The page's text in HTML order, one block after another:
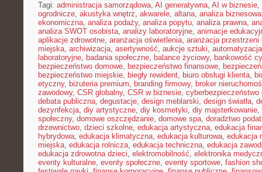
Tagi: administracja samorządowa, AI generatywna, AI w biznesie,
ogrodnicze, akustyka wnętrz, akwarele, altana, analiza biznesowa
ekonomiczna, analiza podaży, analiza popytu, analiza prawna,
analiza SWOT osobista, analizy laboratoryjne, animacje
aplikacje zdrowotne, aranżacja oświetlenia, aranżacja przestrzeni
miejska, archiwizacja, asertywność, aukcje sztuki,
laboratoryjne, badania społeczne, balance życiowy, bankowość
bezpieczeństwo domowe, bezpieczeństwo finansowe,
bezpieczeństwo miejskie, biegły rewident, biuro obsługi klienta,
etyczny, biżuteria premium, branding firmowy, broker
zawodowy, CSR globalny, CSR w biznesie, cyberbezpieczeństwo
debata publiczna, degustacje, design meblarski, design światła,
dezynfekcja, diy artystyczne, diy kosmetyki, diy majsterkowanie,
społeczny, domowe oszczędzanie, domowe spa, doradztwo
drzewnictwo, dzieci szkolne, edukacja artystyczna, edukacja
hybrydowa, edukacja klimatyczna, edukacja kulturowa, edukacja
miejska, edukacja rolnicza, edukacja techniczna, edukacja
edukacja zdrowotna dzieci, elektromobilność, elektronika
eventy kulturalne, eventy społeczne, eventy sportowe, fashion